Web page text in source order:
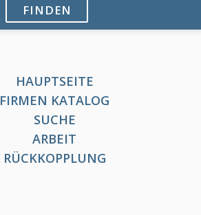
FINDEN
HAUPTSEITE
FIRMEN KATALOG
SUCHE
ARBEIT
RÜCKKOPPLUNG